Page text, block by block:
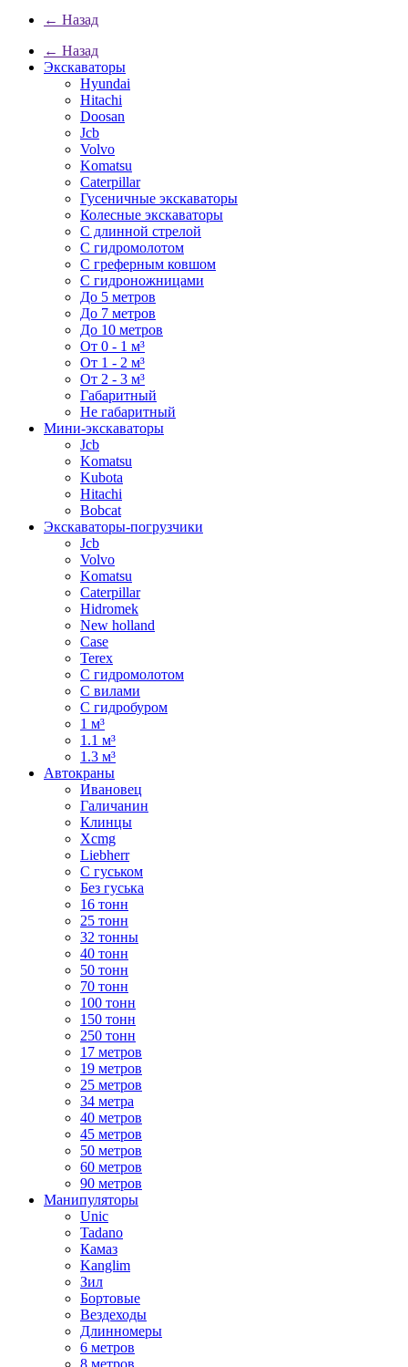
← Назад
← Назад
Экскаваторы
Hyundai
Hitachi
Doosan
Jcb
Volvo
Komatsu
Caterpillar
Гусеничные экскаваторы
Колесные экскаваторы
С длинной стрелой
С гидромолотом
С греферным ковшом
С гидроножницами
До 5 метров
До 7 метров
До 10 метров
От 0 - 1 м³
От 1 - 2 м³
От 2 - 3 м³
Габаритный
Не габаритный
Мини-экскаваторы
Jcb
Komatsu
Kubota
Hitachi
Bobcat
Экскаваторы-погрузчики
Jcb
Volvo
Komatsu
Caterpillar
Hidromek
New holland
Case
Terex
С гидромолотом
С вилами
С гидробуром
1 м³
1.1 м³
1.3 м³
Автокраны
Ивановец
Галичанин
Клинцы
Xcmg
Liebherr
С гуськом
Без гуська
16 тонн
25 тонн
32 тонны
40 тонн
50 тонн
70 тонн
100 тонн
150 тонн
250 тонн
17 метров
19 метров
25 метров
34 метра
40 метров
45 метров
50 метров
60 метров
90 метров
Манипуляторы
Unic
Tadano
Камаз
Kanglim
Зил
Бортовые
Вездеходы
Длинномеры
6 метров
8 метров